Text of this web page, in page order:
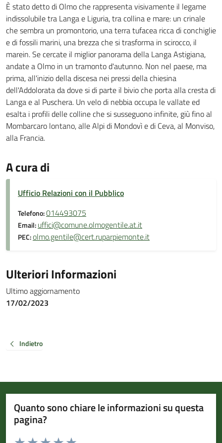
È stato detto di Olmo che rappresenta visivamente il legame
indissolubile tra Langa e Liguria, tra collina e mare: un crinale
che sembra un promontorio, una terra tufacea ricca di conchiglie
e di fossili marini, una brezza che si trasforma in scirocco, il
marein. Se cercate il miglior panorama della Langa Astigiana,
andate a Olmo in un tramonto d'autunno. Non nel paese, ma
prima, all'inizio della discesa nei pressi della chiesina
dell'Addolorata da dove si di parte il bivio che porta alla cresta di
Langa e al Puschera. Un velo di nebbia occupa le vallate ed
esalta i profili delle colline che si susseguono infinite, giù fino al
Mombarcaro lontano, alle Alpi di Mondovì e di Ceva, al Monviso,
alla Francia.
A cura di
Ufficio Relazioni con il Pubblico
Telefono:014493075
Email:uffici@comune.olmogentile.at.it
PEC:olmo.gentile@cert.ruparpiemonte.it
Ulteriori Informazioni
Ultimo aggiornamento
17/02/2023
Indietro
Quanto sono chiare le informazioni su questa
pagina?
Valuta da 1 a 5 stelle la pagina